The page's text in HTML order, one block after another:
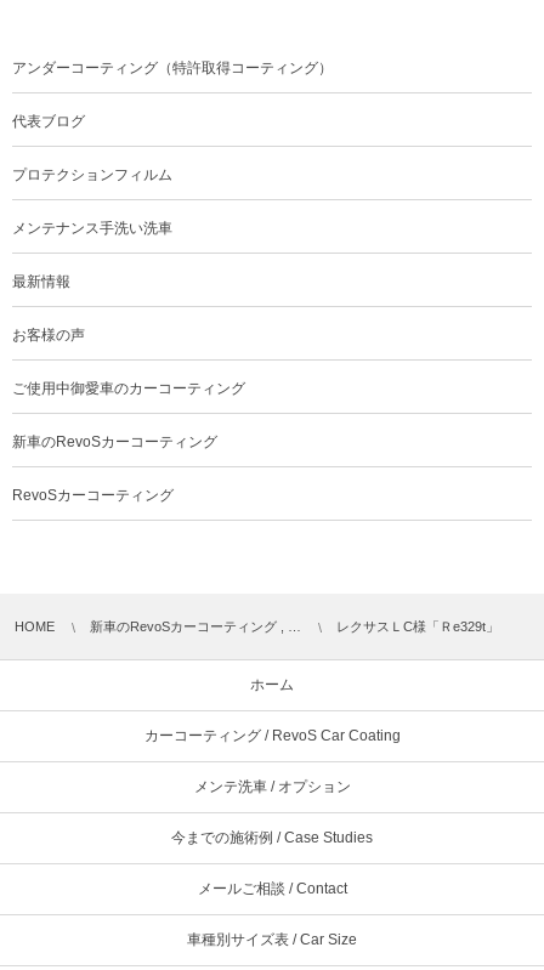
アンダーコーティング（特許取得コーティング）
代表ブログ
プロテクションフィルム
メンテナンス手洗い洗車
最新情報
お客様の声
ご使用中御愛車のカーコーティング
新車のRevoSカーコーティング
RevoSカーコーティング
HOME 新車のRevoSカーコーティング , … レクサスＬC様「Ｒe329t」
ホーム
カーコーティング / RevoS Car Coating
メンテ洗車 / オプション
今までの施術例 / Case Studies
メールご相談 / Contact
車種別サイズ表 / Car Size